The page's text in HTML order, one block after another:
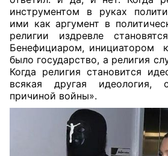
инструментом в руках
ими как аргумент в
религии издревле
Бенефициаром, инициатором
было государство, а религия
Когда религия становится
всякая другая
причиной войны».